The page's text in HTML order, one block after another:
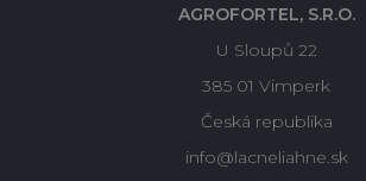
AGROFORTEL, S.R.O.
U Sloupů 22
385 01 Vimperk
Česká republika
info@lacneliahne.sk